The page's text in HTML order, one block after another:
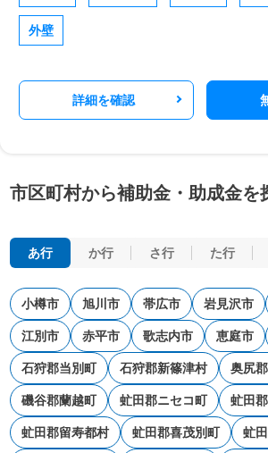
外壁
詳細を確認
市区町村から補助金・助成金を
あ行 か行 さ行 た行
小樽市 旭川市 帯広市 岩見沢市
江別市 赤平市 歌志内市 恵庭市
石狩郡当別町 石狩郡新篠津村 奥尻
磯谷郡蘭越町 虻田郡ニセコ町 虻田
虻田郡留寿都村 虻田郡喜茂別町 虻